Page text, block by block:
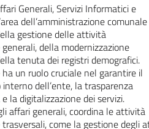
Generali, Servizi Informatici e
dell’amministrazione comunale
gestione delle attività
della modernizzazione
tenuta dei registri demografici.
un ruolo cruciale nel garantire il
dell’ente, la trasparenza
la digitalizzazione dei servizi.
affari generali, coordina le attività
come la gestione degli